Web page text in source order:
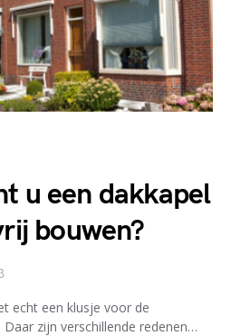
u een dakkapel
bouwen?
echt een klusje voor de
zijn verschillende redenen…